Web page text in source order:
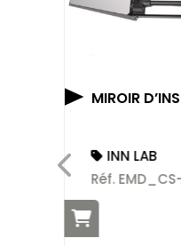
MIROIR
INN LAB
Réf.